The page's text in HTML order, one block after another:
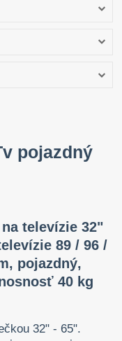
pojazdný
televízie 32"
89 / 96 /
pojazdný,
40 kg
32" - 65".